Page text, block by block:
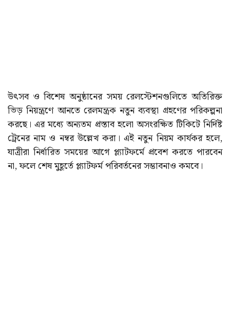
উৎসব ও বিশেষ অনুষ্ঠানের সময় রেলস্টেশনগুলিতে অতিরিক্ত
ভিড় নিয়ন্ত্রণে আনতে রেলমন্ত্রক নতুন ব্যবস্থা গ্রহণের পরিকল্পনা
করছে। এর মধ্যে অন্যতম প্রস্তাব হলো অসংরক্ষিত টিকিটে নির্দিষ্ট
ট্রেনের নাম ও নম্বর উল্লেখ করা। এই নতুন নিয়ম কার্যকর হলে,
যাত্রীরা নির্ধারিত সময়ের আগে প্ল্যাটফর্মে প্রবেশ করতে পারবেন
না, ফলে শেষ মুহূর্তে প্ল্যাটফর্ম পরিবর্তনের সম্ভাবনাও কমবে।